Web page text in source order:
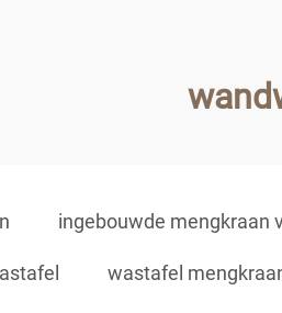
ingebouwde mengkraan
wastafel